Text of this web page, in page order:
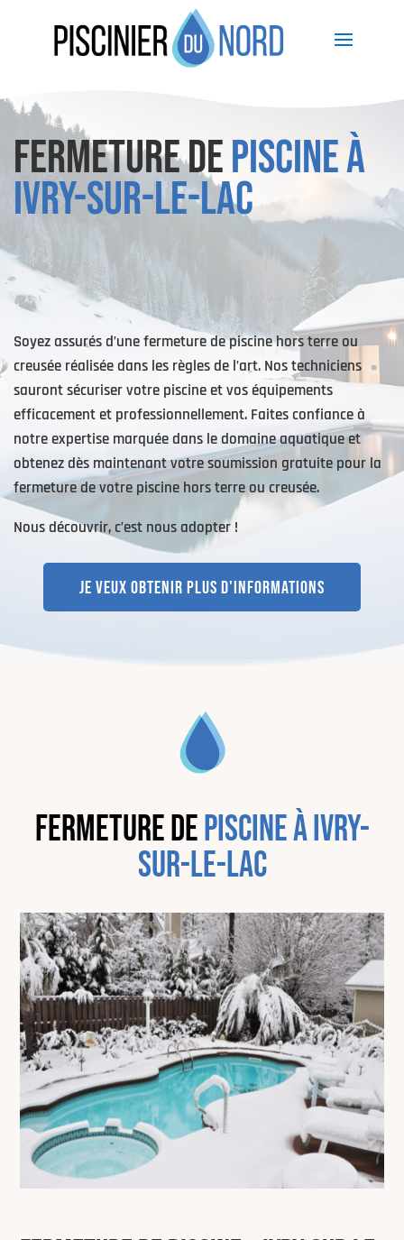
FERMETURE DEPISCINE À
IVRY-SUR-LE-LAC
Soyez assurés d’une fermeture de piscine hors terre ou
creusée réalisée dans les règles de l’art. Nos techniciens
sauront sécuriser votre piscine et vos équipements
efficacement et professionnellement. Faites confiance à
notre expertise marquée dans le domaine aquatique et
obtenez dès maintenant votre soumission gratuite pour la
fermeture de votre piscine hors terre ou creusée.
Nous découvrir, c’est nous adopter !
JE VEUX OBTENIR PLUS D'INFORMATIONS
fermeture depiscine à Ivry-
sur-le-lac